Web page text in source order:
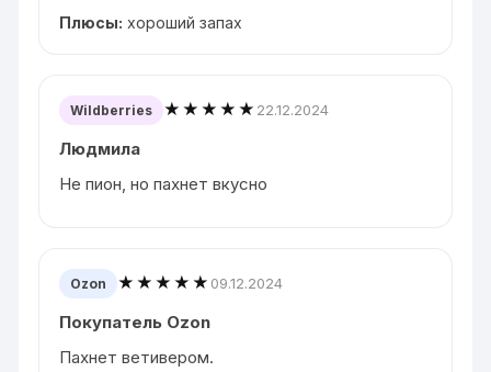
Плюсы: хороший запах
Wildberries ★★★★★ 22.12.2024
Людмила
Не пион, но пахнет вкусно
Ozon ★★★★★ 09.12.2024
Покупатель Ozon
Пахнет ветивером.